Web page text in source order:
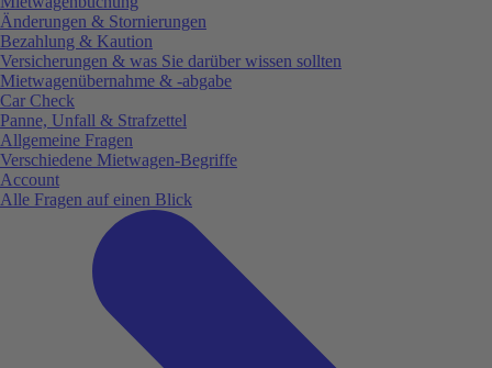
Änderungen & Stornierungen
Bezahlung & Kaution
Versicherungen & was Sie darüber wissen sollten
Mietwagenübernahme & -abgabe
Car Check
Panne, Unfall & Strafzettel
Allgemeine Fragen
Verschiedene Mietwagen-Begriffe
Account
Alle Fragen auf einen Blick